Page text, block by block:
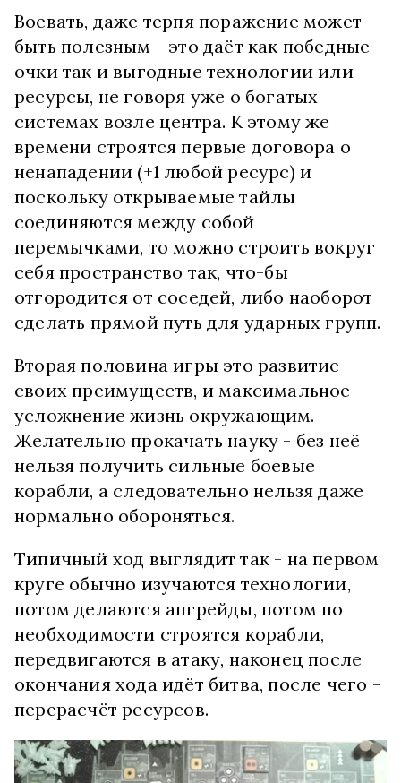
Воевать, даже терпя поражение может
быть полезным - это даёт как победные
очки так и выгодные технологии или
ресурсы, не говоря уже о богатых
системах возле центра. К этому же
времени строятся первые договора о
ненападении (+1 любой ресурс) и
поскольку открываемые тайлы
соединяются между собой
перемычками, то можно строить вокруг
себя пространство так, что-бы
отгородится от соседей, либо наоборот
сделать прямой путь для ударных групп.
Вторая половина игры это развитие
своих преимуществ, и максимальное
усложнение жизнь окружающим.
Желательно прокачать науку - без неё
нельзя получить сильные боевые
корабли, а следовательно нельзя даже
нормально обороняться.
Типичный ход выглядит так - на первом
круге обычно изучаются технологии,
потом делаются апгрейды, потом по
необходимости строятся корабли,
передвигаются в атаку, наконец после
окончания хода идёт битва, после чего -
перерасчёт ресурсов.